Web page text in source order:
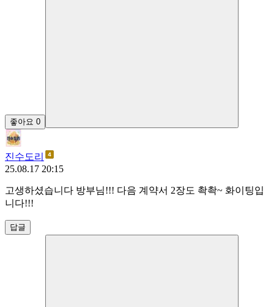
좋아요 0
진수도리
25.08.17 20:15
고생하셨습니다 방부님!!! 다음 계약서 2장도 촥촥~ 화이팅입
니다!!!
답글